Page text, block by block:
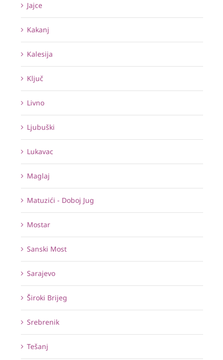
Jajce
Kakanj
Kalesija
Ključ
Livno
Ljubuški
Lukavac
Maglaj
Matuzići - Doboj Jug
Mostar
Sanski Most
Sarajevo
Široki Brijeg
Srebrenik
Tešanj